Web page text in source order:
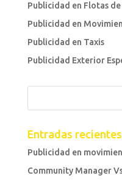
Publicidad en Flotas
Publicidad en
Publicidad en Taxis
Publicidad Exterior
Entradas recientes
Publicidad en
Community Manager